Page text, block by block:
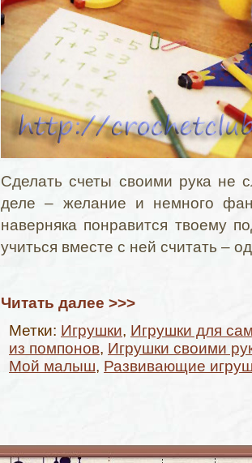
Сделать счеты своими рука не
деле – желание и немного
наверняка понравится твоему
учиться вместе с ней считать –
Читать далее >>>
Метки: Игрушки, Игрушки для
из помпонов, Игрушки своими
Мой малыш, Развивающие